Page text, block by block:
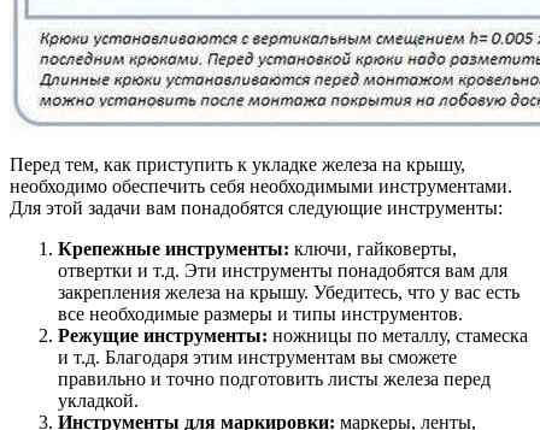
Перед тем, как приступить к укладке железа на крышу,
необходимо обеспечить себя необходимыми инструментами.
Для этой задачи вам понадобятся следующие инструменты:
Крепежные инструменты: ключи, гайковерты,
отвертки и т.д. Эти инструменты понадобятся вам для
закрепления железа на крышу. Убедитесь, что у вас есть
все необходимые размеры и типы инструментов.
Режущие инструменты: ножницы по металлу, стамеска
и т.д. Благодаря этим инструментам вы сможете
правильно и точно подготовить листы железа перед
укладкой.
Инструменты для маркировки: маркеры, ленты,